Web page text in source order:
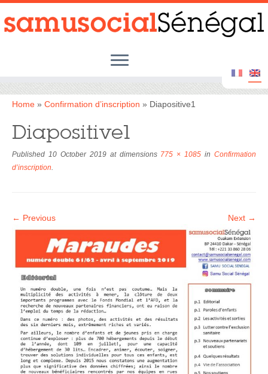
Skip
to
content
Home » Confirmation d’inscription » Diapositive1
Diapositive1
Published 10 October 2019at dimensions775 × 1085 in Confirmation
d’inscription
← Previous Next →